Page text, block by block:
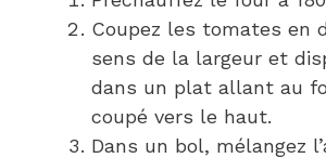
Coupez les tomates en
sens de la largeur et
dans un plat allant au
coupé vers le haut.
Dans un bol, mélangez